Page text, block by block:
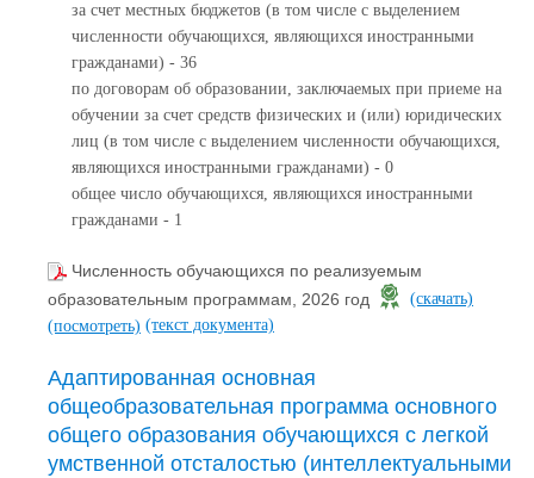
за счет местных бюджетов (в том числе с выделением
численности обучающихся, являющихся иностранными
гражданами) - 36
по договорам об образовании, заключаемых при приеме на
обучении за счет средств физических и (или) юридических
лиц (в том числе с выделением численности обучающихся,
являющихся иностранными гражданами) - 0
общее число обучающихся, являющихся иностранными
гражданами - 1
Численность обучающихся по реализуемым
образовательным программам, 2026 год
(скачать)
(посмотреть) (текст документа)
Адаптированная основная
общеобразовательная программа основного
общего образования обучающихся с легкой
умственной отсталостью (интеллектуальными